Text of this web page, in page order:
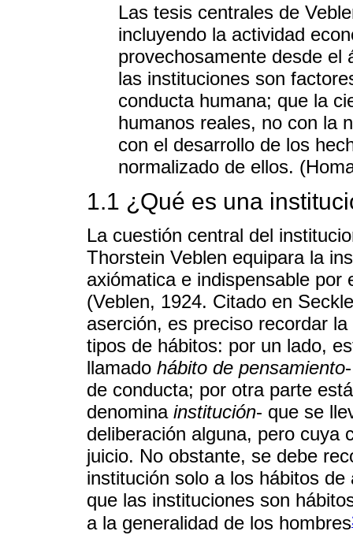
Las tesis centrales de
incluyendo la actividad
provechosamente desde el
las instituciones son
conducta humana; que la
humanos reales, no con la
con el desarrollo de los
normalizado de ellos.
1.1 ¿Qué es una
La cuestión central del
Thorstein Veblen equipara la
axiómatica e indispensable por
(Veblen, 1924. Citado en
aserción, es preciso recordar
tipos de hábitos: por un lado,
llamado hábito de pensamiento
de conducta; por otra parte
denomina institución- que se
deliberación alguna, pero cuya
juicio. No obstante, se debe
institución solo a los hábitos
que las instituciones son
a la generalidad de los hombres